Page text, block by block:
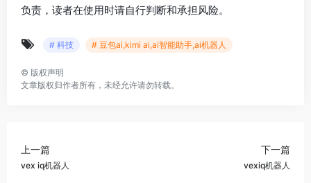
负责，读者在使用时请自行判断和承担风险。
# 科技 # 豆包ai,kimi ai,ai智能助手,ai机器人
© 版权声明
文章版权归作者所有，未经允许请勿转载。
上一篇
vex iq机器人
下一篇
vexiq机器人